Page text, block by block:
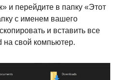
и перейдите в папку «Этот
с именем вашего
и вставить все
свой компьютер.